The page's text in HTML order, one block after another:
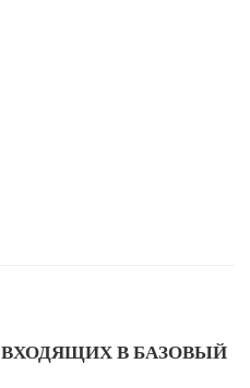
ВХОДЯЩИХ В БАЗОВЫЙ